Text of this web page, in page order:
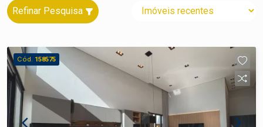
Refinar Pesquisa
Cód. 158575